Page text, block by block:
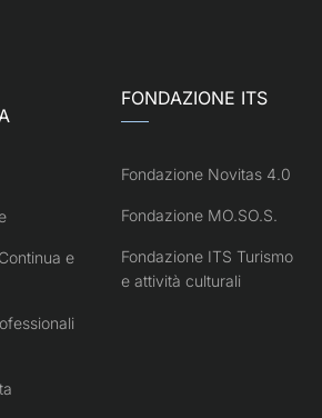
e
FONDAZIONE ITS
Fondazione Novitas 4.0
Fondazione MO.SO.S.
Fondazione ITS Turismo
e attività culturali